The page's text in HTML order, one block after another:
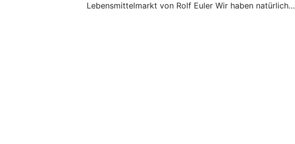
Lebensmittelmarkt von Rolf Euler Wir haben natürlich…